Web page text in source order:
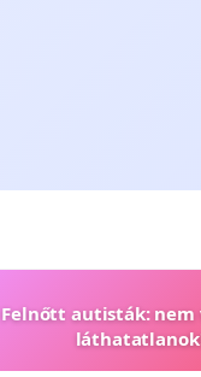
Felnőtt autisták: nem